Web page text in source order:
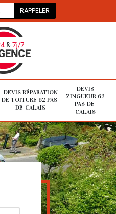
DEVIS RÉPARATION
DE TOITURE 62 PAS-
DE-CALAIS
DEVIS
ZINGUEUR 62
PAS-DE-
CALAIS